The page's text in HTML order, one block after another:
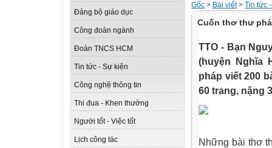
Đảng bộ giáo dục
Công đoàn ngành
Đoàn TNCS HCM
Tin tức - Sự kiện
Công nghệ thông tin
Thi đua - Khen thưởng
Người tốt - Việc tốt
Lịch công tác
Gốc > Bài viết> Tin tức
Cuốn thơ thư
TTO - Bạn
(huyện Nghĩa
pháp viết 200
60 trang, nặng
Những bài thơ